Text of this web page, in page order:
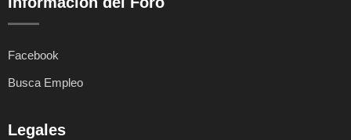
Facebook
Busca Empleo
Legales